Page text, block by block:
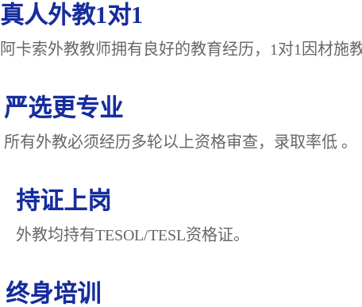
真人外教1对1
阿卡索外教教师拥有良好的教育经历，1对1因材
严选更专业
所有外教必须经历多轮以上资格审查，录取率
持证上岗
外教均持有TESOL/TESL资格
终身培训